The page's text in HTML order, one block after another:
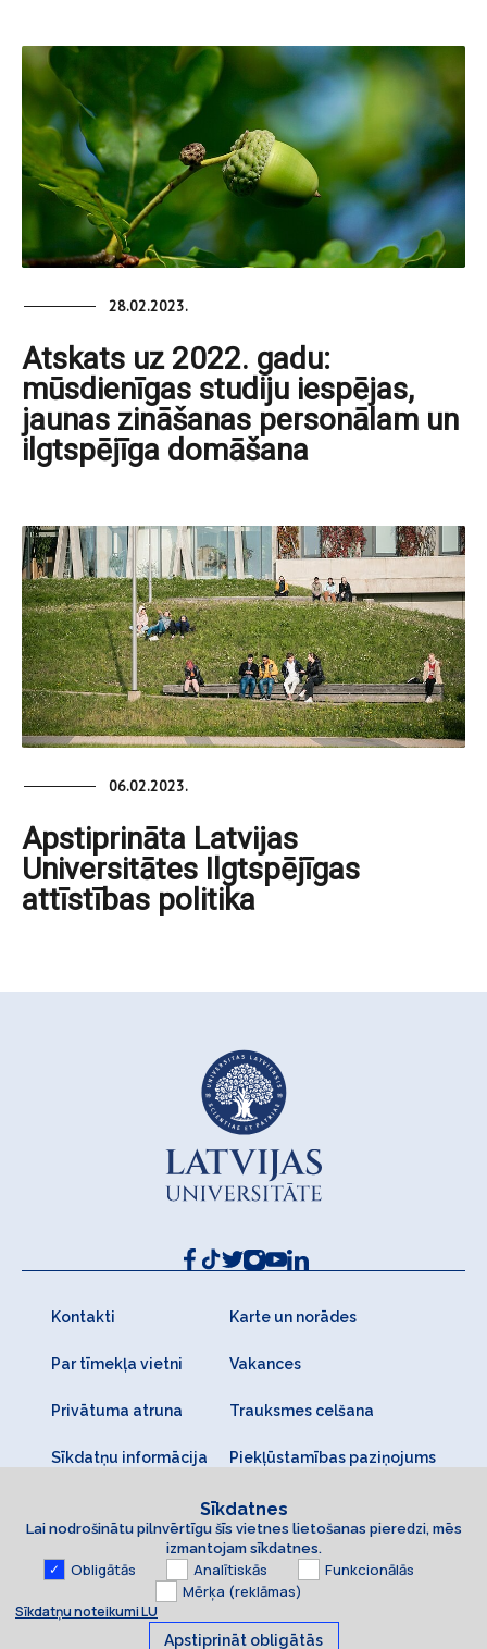
28.02.2023.
Atskats uz 2022. gadu:
mūsdienīgas studiju iespējas,
jaunas zināšanas personālam un
ilgtspējīga domāšana
06.02.2023.
Apstiprināta Latvijas
Universitātes Ilgtspējīgas
attīstības politika
Kontakti Karte un norādes
Par tīmekļa vietni Vakances
Privātuma atruna Trauksmes celšana
Sīkdatņu informācija Piekļūstamības paziņojums
Sīkdatnes
Lai nodrošinātu pilnvērtīgu šīs vietnes lietošanas pieredzi, mēs
izmantojam sīkdatnes.
Obligātās Analītiskās
Funkcionālās
Mērķa (reklāmas)
Sīkdatņu noteikumi LU
Apstiprināt obligātās